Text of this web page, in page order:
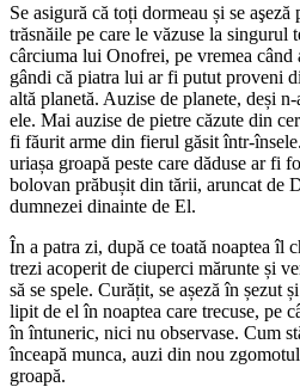
Se asigură că toți dormeau și se
trăsnăile pe care le văzuse la singurul
cârciuma lui Onofrei, pe vremea când
gândi că piatra lui ar fi putut proveni
altă planetă. Auzise de planete, deși
ele. Mai auzise de pietre căzute din
fi făurit arme din fierul găsit într-
uriașa groapă peste care dăduse ar fi
bolovan prăbușit din tării, aruncat de
dumnezei dinainte de El.
În a patra zi, după ce toată noaptea îl
trezi acoperit de ciuperci mărunte și
să se spele. Curățit, se așeză în șezut
lipit de el în noaptea care trecuse, pe
în întuneric, nici nu observase. Cum
înceapă munca, auzi din nou
groapă.